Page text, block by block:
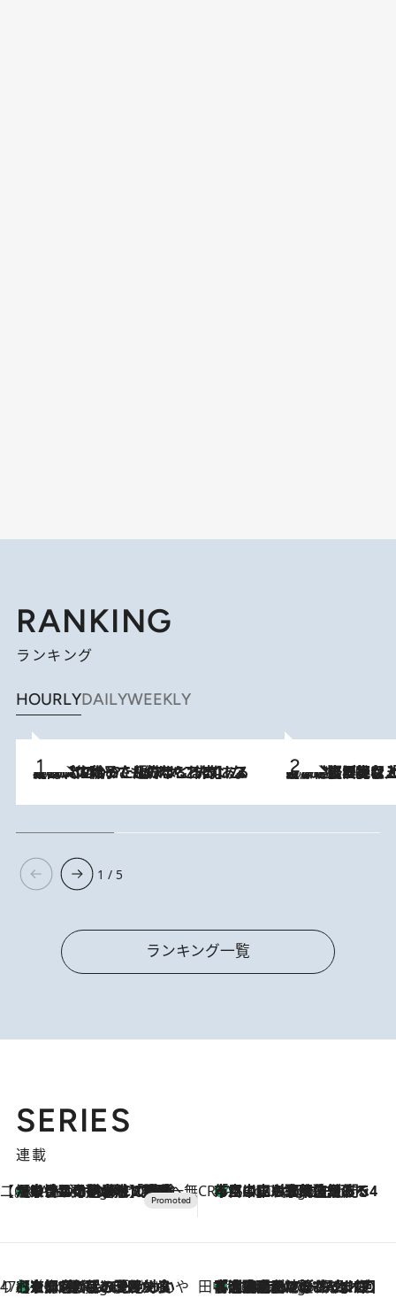
RANKING
ランキング
HOURLYDAILYWEEKLY
2026.8.5
【阿川佐和子さんの年とる力】なぜ70代で始めた趣味は“こんなに楽しい”のか？ ピアノ、俳句…スランプに陥っても続けられる“ある秘訣”とは 2026.8.5
【なぜ吉沢亮は「気配を消せる」のか？】興行収入208億の『国宝』を経て挑むミュージカル『ディア・エヴァン・ハンセン』。トップ俳優が舞台上でさらけ出した“孤独”とは
1 / 5
ランキング一覧
SERIES
連載
【CREA×星野リゾート】唯一無二。癒しと発見が待つ場所へ
2 Hours Ago
【トンボの足水浴】ヒノキの香りに包まれて涼感マックス！約13℃の湧水かけ流しを避暑地「星野温泉 トンボの湯」で体験 CREA'S CHOICE
4 Hours Ago
「立川にも歌舞伎があるんだよ」 片岡仁左衛門・市川中車ら豪華座組みで4年目の立川立飛歌舞伎へ
47都道府県の手みやげ ひんやりスイーツで夏を満喫
4 Hours Ago
【京都府】この夏絶対食べたい 冷やしておいしいおやつ3選 ひと口目から心を掴む新緑のテリーヌ 田中稲の勝手に再ブーム
9 Hours Ago
「湘南乃風に憧れて」観客大盛上がりの“タオル回し”に、ラッパー顔負けの高速歌唱まで…さだまさし（74）のアグレッシブすぎる現在地